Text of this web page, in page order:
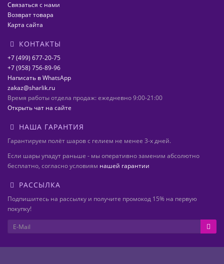
Связаться с нами
Возврат товара
Карта сайта
КОНТАКТЫ
+7 (499) 677-20-75
+7 (958) 756-89-96
Написать в WhatsApp
zakaz@sharlik.ru
Время работы отдела продаж: ежедневно 9:00-21:00
Открыть чат на сайте
НАША ГАРАНТИЯ
Гарантируем полёт шаров с гелием не менее 3-х дней.
Если шары упадут раньше - мы оперативно заменим абсолютно
бесплатно, согласно условиям нашей гарантии
РАССЫЛКА
Подпишитесь на рассылку и получите промокод 15% на первую
покупку!